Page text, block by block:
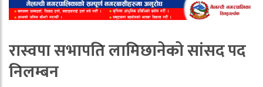
रास्वपा सभापति लामिछानेको सांसद पद
निलम्बन